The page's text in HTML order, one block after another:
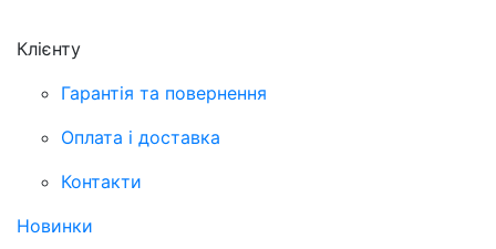
Клієнту
Гарантія та повернення
Оплата і доставка
Контакти
Новинки